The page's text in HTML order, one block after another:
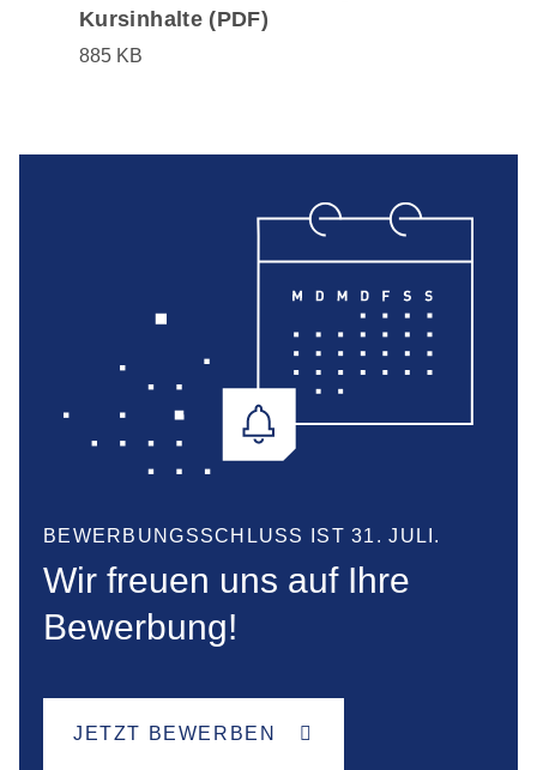
Kursinhalte (PDF)
885 KB
BEWERBUNGSSCHLUSS IST 31. JULI.
Wir freuen uns auf Ihre
Bewerbung!
JETZT BEWERBEN